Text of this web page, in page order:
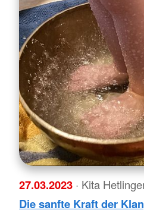
27.03.2023 · Kita
Die sanfte Kraft der